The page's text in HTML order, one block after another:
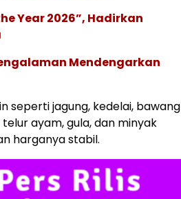
Year 2026”, Hadirkan
Mendengarkan
seperti jagung, kedelai, bawang
ayam, gula, dan minyak
harganya stabil.